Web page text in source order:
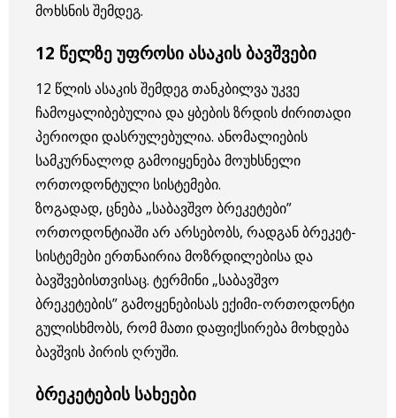
მოხსნის შემდეგ.
12 წელზე უფროსი ასაკის ბავშვები
12 წლის ასაკის შემდეგ თანკბილვა უკვე
ჩამოყალიბებულია და ყბების ზრდის ძირითადი
პერიოდი დასრულებულია. ანომალიების
სამკურნალოდ გამოიყენება მოუხსნელი
ორთოდონტული სისტემები.
ზოგადად, ცნება „საბავშვო ბრეკეტები”
ორთოდონტიაში არ არსებობს, რადგან ბრეკეტ-
სისტემები ერთნაირია მოზრდილებისა და
ბავშვებისთვისაც. ტერმინი „საბავშვო
ბრეკეტების” გამოყენებისას ექიმი-ორთოდონტი
გულისხმობს, რომ მათი დაფიქსირება მოხდება
ბავშვის პირის ღრუში.
ბრეკეტების სახეები